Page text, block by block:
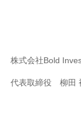
株式会社Bold
代表取締役 柳田